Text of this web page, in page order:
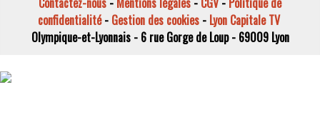
confidentialité- Gestion des cookies- Lyon Capitale TV
Olympique-et-Lyonnais - 6 rue Gorge de Loup - 69009 Lyon